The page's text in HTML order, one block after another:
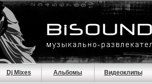
Dj Mixes Альбомы Видеоклипы